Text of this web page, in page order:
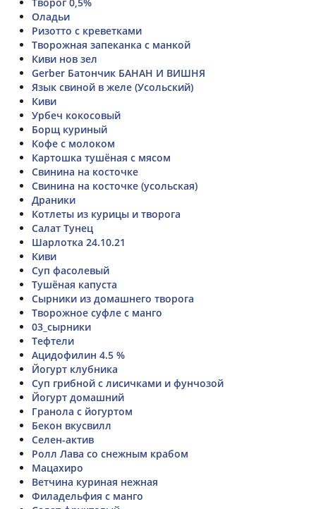
Оладьи
Ризотто с креветками
Творожная запеканка с манкой
Киви нов зел
Gerber Батончик БАНАН И ВИШНЯ
Язык свиной в желе (Усольский)
Киви
Урбеч кокосовый
Борщ куриный
Кофе с молоком
Картошка тушёная с мясом
Свинина на косточке
Свинина на косточке (усольская)
Драники
Котлеты из курицы и творога
Салат Тунец
Шарлотка 24.10.21
Киви
Суп фасолевый
Тушёная капуста
Сырники из домашнего творога
Творожное суфле с манго
03_сырники
Тефтели
Ацидофилин 4.5 %
Йогурт клубника
Суп грибной с лисичками и фунчозой
Йогурт домашний
Гранола с йогуртом
Бекон вкусвилл
Селен-актив
Ролл Лава со снежным крабом
Мацахиро
Ветчина куриная нежная
Филадельфия с манго